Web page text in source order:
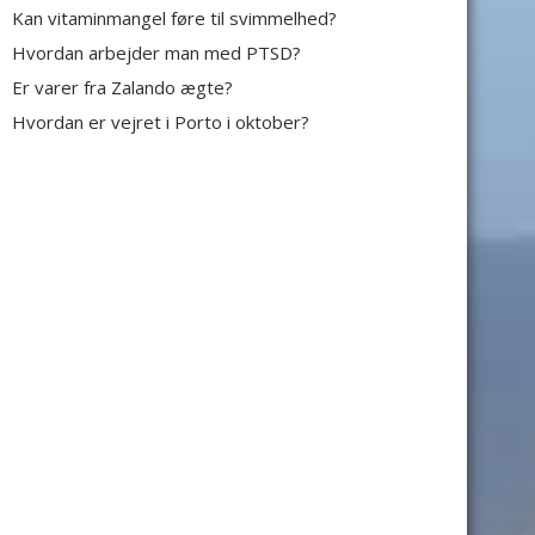
Kan vitaminmangel føre til svimmelhed?
Hvordan arbejder man med PTSD?
Er varer fra Zalando ægte?
Hvordan er vejret i Porto i oktober?